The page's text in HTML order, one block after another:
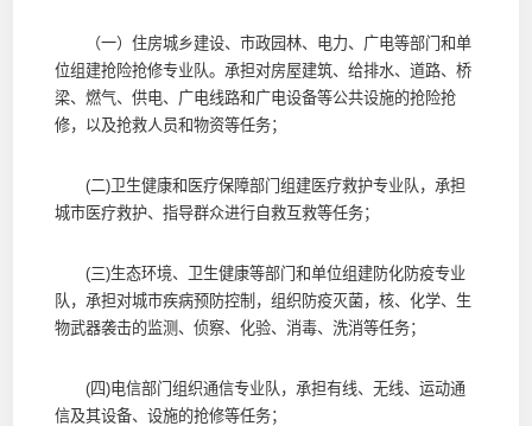
（一）住房城乡建设、市政园林、电力、广电等部门和单
位组建抢险抢修专业队。承担对房屋建筑、给排水、道路、桥
梁、燃气、供电、广电线路和广电设备等公共设施的抢险抢
修，以及抢救人员和物资等任务；
(二)卫生健康和医疗保障部门组建医疗救护专业队，承担
城市医疗救护、指导群众进行自救互救等任务；
(三)生态环境、卫生健康等部门和单位组建防化防疫专业
队，承担对城市疾病预防控制，组织防疫灭菌，核、化学、生
物武器袭击的监测、侦察、化验、消毒、洗消等任务；
(四)电信部门组织通信专业队，承担有线、无线、运动通
信及其设备、设施的抢修等任务；